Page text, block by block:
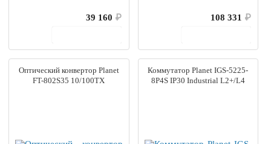
39 160 ₽
108 331 ₽
Оптический конвертор Planet
FT-802S35 10/100TX
Коммутатор Planet IGS-5225-
8P4S IP30 Industrial L2+/L4